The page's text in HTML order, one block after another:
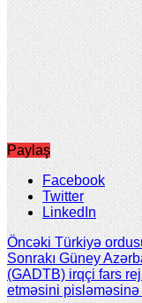
Paylaş
Facebook
Twitter
LinkedIn
Öncəki Türkiyə
Sonrakı Güney
(GADTB) irqçi fars
etməsini